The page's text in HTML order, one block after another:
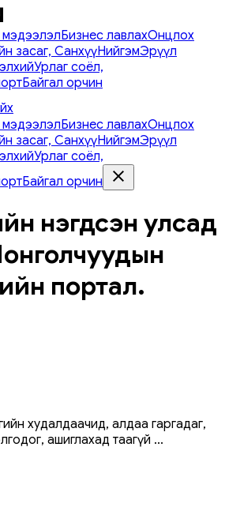
мэдээлэлБизнес лавлахОнцлох
засаг, СанхүүНийгэмЭрүүл
Урлаг соёл,
Байгал орчин
мэдээлэлБизнес лавлахОнцлох
засаг, СанхүүНийгэмЭрүүл
Урлаг соёл,
Байгал орчин
нэгдсэн улсад
портал.
худалдаачид, алдаа гаргадаг,
ашиглахад таагүй ...